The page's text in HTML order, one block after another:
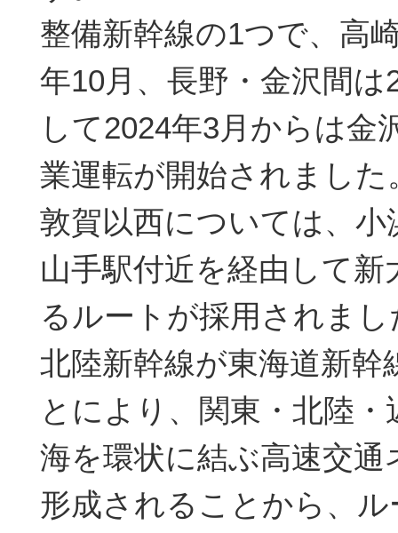
整備新幹線の1つで、高
年10月、長野・金沢間は
して2024年3月からは金
業運転が開始されました
敦賀以西については、小
山手駅付近を経由して
るルートが採用されまし
北陸新幹線が東海道新幹
とにより、関東・北陸・
海を環状に結ぶ高速交
形成されることから、